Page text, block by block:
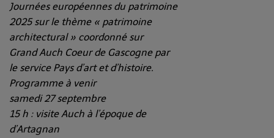
Journées européennes du patrimoine
2025 sur le thème « patrimoine
architectural » coordonné sur
Grand Auch Coeur de Gascogne par
le service Pays d’art et d’histoire.
Programme à venir
samedi 27 septembre
15 h : visite Auch à l’époque de
d’Artagnan